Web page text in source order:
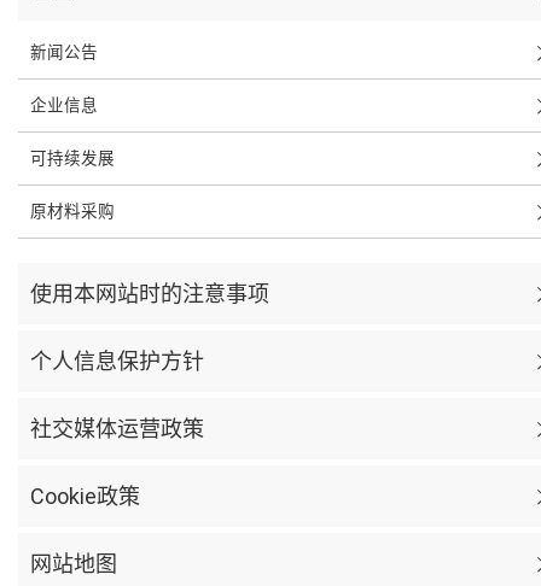
新闻公告
企业信息
可持续发展
原材料采购
使用本网站时的注意事项
个人信息保护方针
社交媒体运营政策
Cookie政策
网站地图